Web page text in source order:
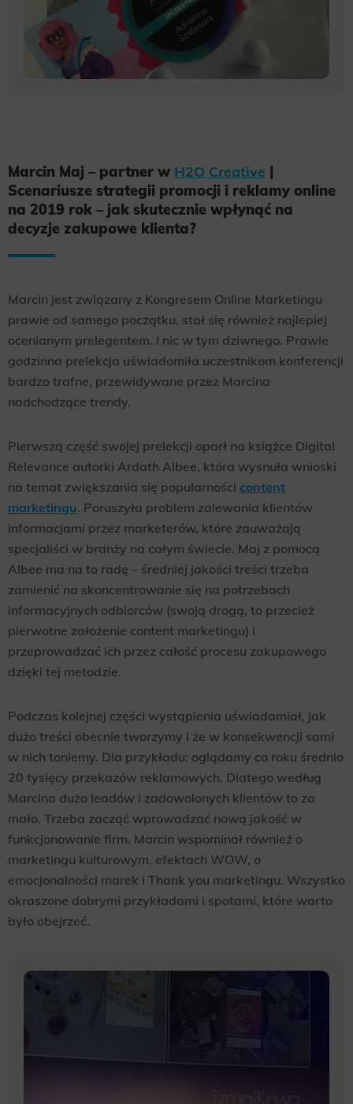
Marcin Maj – partner w H2O Creative |
Scenariusze strategii promocji i reklamy online
na 2019 rok – jak skutecznie wpłynąć na
decyzje zakupowe klienta?
Marcin jest związany z Kongresem Online Marketingu
prawie od samego początku, stał się również najlepiej
ocenianym prelegentem. I nic w tym dziwnego. Prawie
godzinna prelekcja uświadomiła uczestnikom konferencji
bardzo trafne, przewidywane przez Marcina
nadchodzące trendy.
Pierwszą część swojej prelekcji oparł na książce Digital
Relevance autorki Ardath Albee, która wysnuła wnioski
na temat zwiększania się popularności content
marketingu. Poruszyła problem zalewania klientów
informacjami przez marketerów, które zauważają
specjaliści w branży na całym świecie. Maj z pomocą
Albee ma na to radę – średniej jakości treści trzeba
zamienić na skoncentrowanie się na potrzebach
informacyjnych odbiorców (swoją drogą, to przecież
pierwotne założenie content marketingu) i
przeprowadzać ich przez całość procesu zakupowego
dzięki tej metodzie.
Podczas kolejnej części wystąpienia uświadamiał, jak
dużo treści obecnie tworzymy i że w konsekwencji sami
w nich toniemy. Dla przykładu: oglądamy co roku średnio
20 tysięcy przekazów reklamowych. Dlatego według
Marcina dużo leadów i zadowolonych klientów to za
mało. Trzeba zacząć wprowadzać nową jakość w
funkcjonowanie firm. Marcin wspominał również o
marketingu kulturowym, efektach WOW, o
emocjonalności marek i Thank you marketingu. Wszystko
okraszone dobrymi przykładami i spotami, które warto
było obejrzeć.